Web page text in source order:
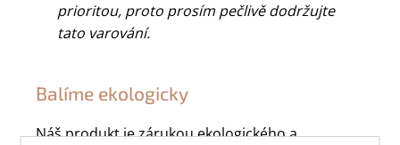
prioritou, proto prosím pečlivě dodržujte
tato varování.
Balíme ekologicky
Náš produkt je zárukou ekologického a